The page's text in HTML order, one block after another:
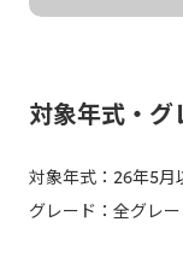
対象年式・グ
対象年式：26年5月
グレード：全グレー